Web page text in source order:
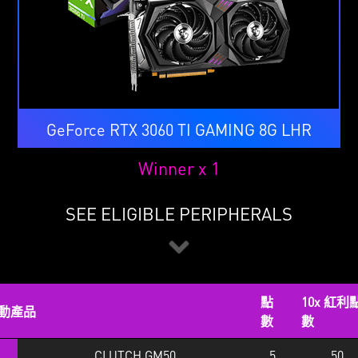
GeForce RTX 3060 TI GAMING 8G LHR
Winner x 1
SEE ELIGIBLE PERIPHERALS
產品
點
數
10x 紅利
數